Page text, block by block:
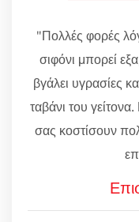
"Πολλές φορές
σιφόνι μπορεί
βγάλει υγρασίες
ταβάνι του
σας κοστίσουν